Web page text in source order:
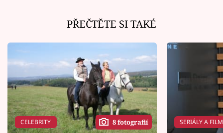
PŘEČTĚTE SI TAKÉ
CELEBRITY 8 fotografií SERIÁLY A